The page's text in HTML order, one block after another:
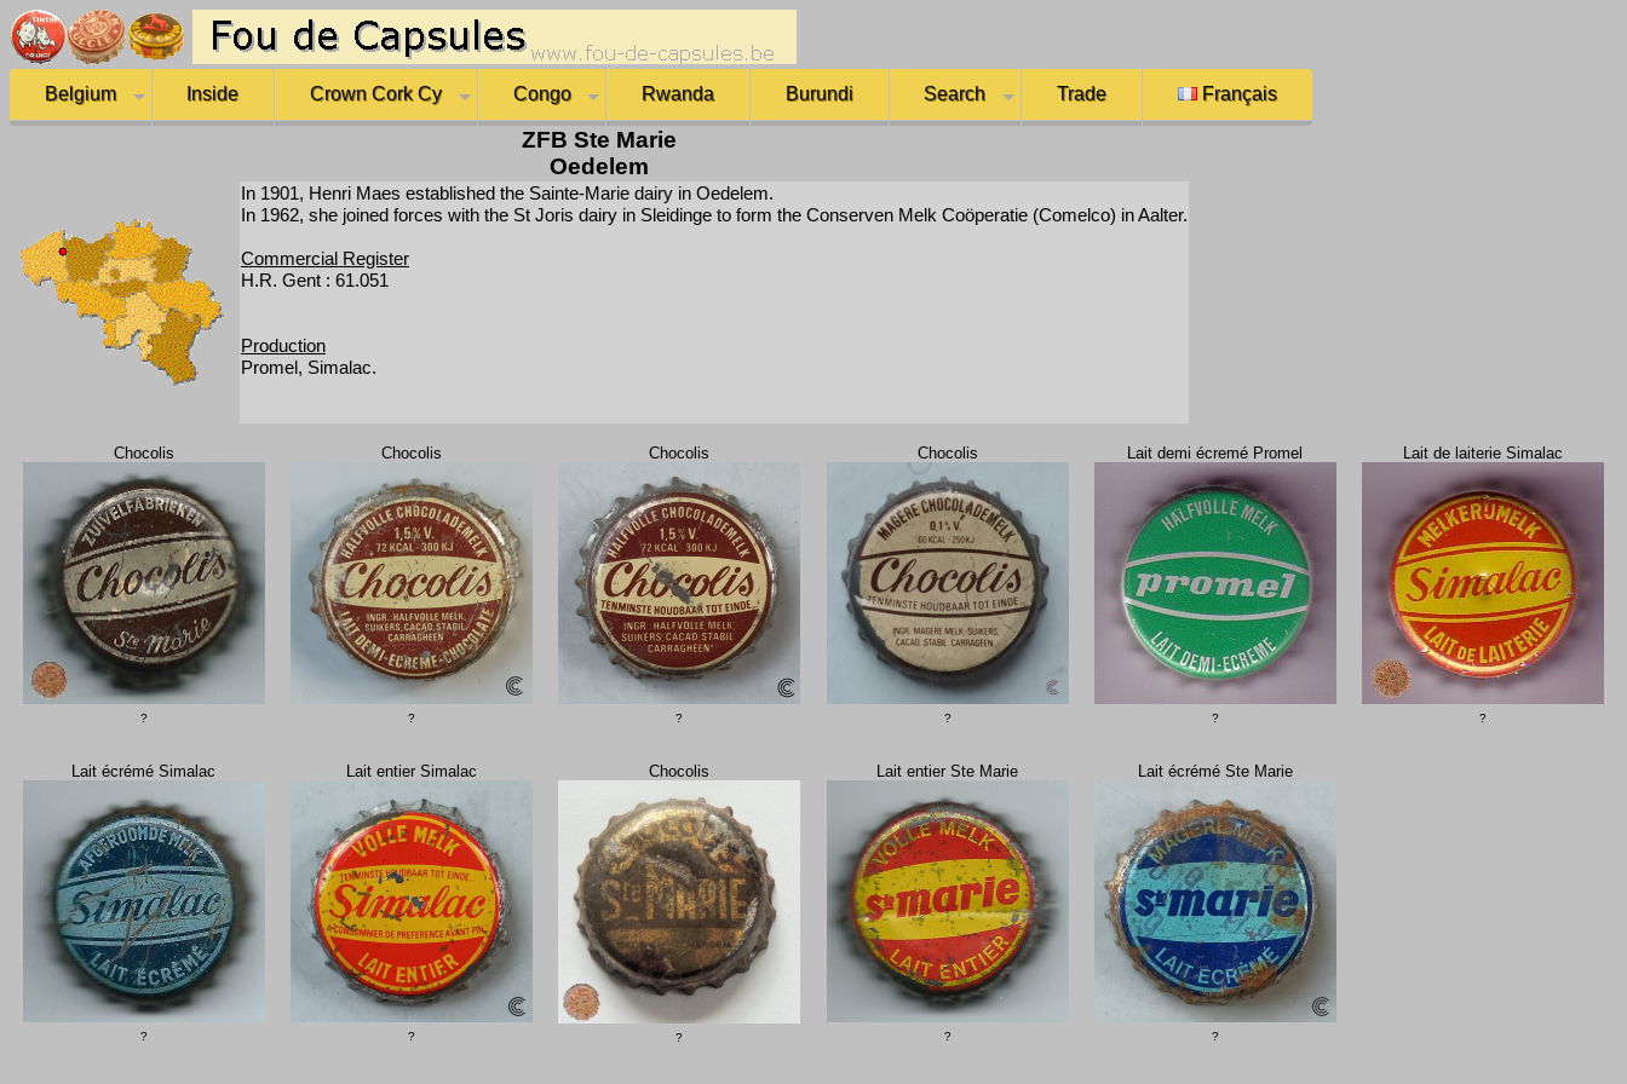
Belgium Inside Crown Cork Cy Congo Rwanda Burundi Search Trade Français
ZFB Ste Marie
Oedelem
In 1901, Henri Maes established the Sainte-Marie dairy in Oedelem.
In 1962, she joined forces with the St Joris dairy in Sleidinge to form the Conserven Melk Coöperatie (Comelco) in Aalter.
Commercial Register
H.R. Gent : 61.051
Production
Promel, Simalac.
Chocolis
?
Chocolis
?
Chocolis
?
Chocolis
?
Lait demi écremé Promel
?
Lait de laiterie Simalac
?
Lait écrémé Simalac
?
Lait entier Simalac
?
Chocolis
?
Lait entier Ste Marie
?
Lait écrémé Ste Marie
?